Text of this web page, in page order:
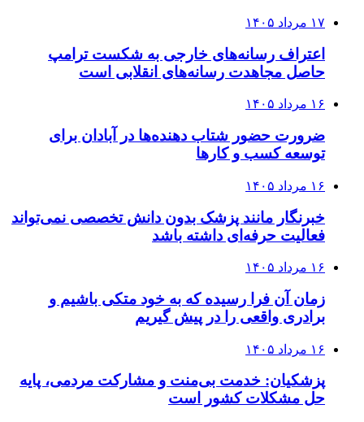
۱۷ مرداد ۱۴۰۵
اعتراف رسانه‌های خارجی به شکست ترامپ
حاصل مجاهدت رسانه‌های انقلابی است
۱۶ مرداد ۱۴۰۵
ضرورت حضور شتاب ‌دهنده‌ها در آبادان برای
توسعه کسب‌ و کارها
۱۶ مرداد ۱۴۰۵
خبرنگار مانند پزشک بدون دانش تخصصی نمی‌تواند
فعالیت حرفه‌ای داشته باشد
۱۶ مرداد ۱۴۰۵
زمان آن فرا رسیده که به خود متکی باشیم و
برادری واقعی را در پیش گیریم
۱۶ مرداد ۱۴۰۵
پزشکیان: خدمت بی‌منت و مشارکت مردمی، پایه
حل مشکلات کشور است